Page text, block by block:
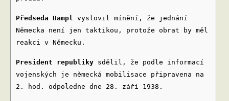
Předseda Hampl vyslovil mínění, že jednání
Německa není jen taktikou, protože obrat by měl
reakci v Německu.
President republiky sdělil, že podle informací
vojenských je německá mobilisace připravena na
2. hod. odpoledne dne 28. září 1938.